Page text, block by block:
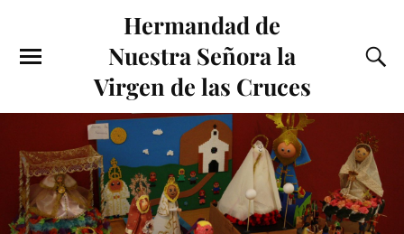
Hermandad de
Nuestra Señora la
Virgen de las Cruces